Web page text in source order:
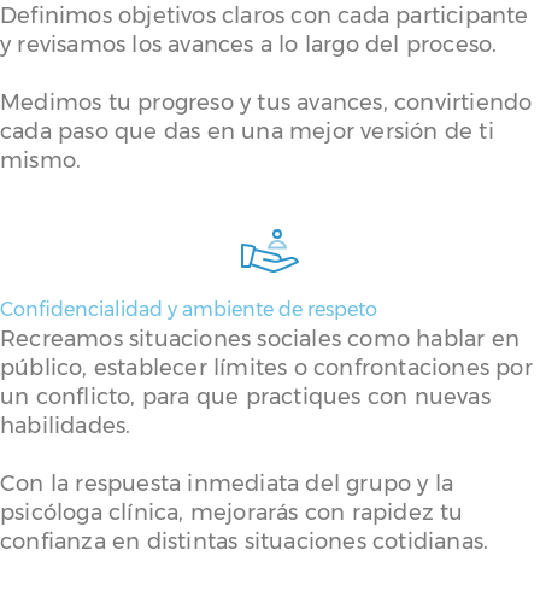
Definimos objetivos claros con cada participante
y revisamos los avances a lo largo del proceso.
Medimos tu progreso y tus avances, convirtiendo
cada paso que das en una mejor versión de ti
mismo.
Confidencialidad y ambiente de respeto
Recreamos situaciones sociales como hablar en
público, establecer límites o confrontaciones por
un conflicto, para que practiques con nuevas
habilidades.
Con la respuesta inmediata del grupo y la
psicóloga clínica, mejorarás con rapidez tu
confianza en distintas situaciones cotidianas.